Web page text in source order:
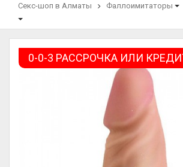
Секс-шоп в Алматы Фаллоимитаторы
0-0-3 РАССРОЧКА ИЛИ